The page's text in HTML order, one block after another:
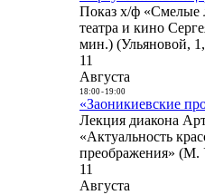
Показ х/ф «Смелые
театра и кино
мин.) (Ульяновой,
11
Августа
18:00- 19:00
«Заоникиевские
Лекция диакона
«Актуальность
преображения» (М.
11
Августа